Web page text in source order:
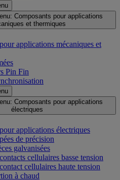
Composants pour applications
et thermiques
applications mécaniques et
Pin Fin
Composants pour applications
électriques
applications électriques
de précision
galvanisées
cellulaires basse tension
cellulaires haute tension
à chaud